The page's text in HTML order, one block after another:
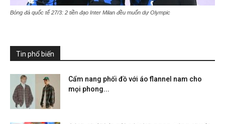
Bóng đá quốc tế 27/3: 2 tiền đạo Inter Milan đều muốn dự Olympic
Tin phổ biến
Cẩm nang phối đồ với áo flannel nam cho
mọi phong...